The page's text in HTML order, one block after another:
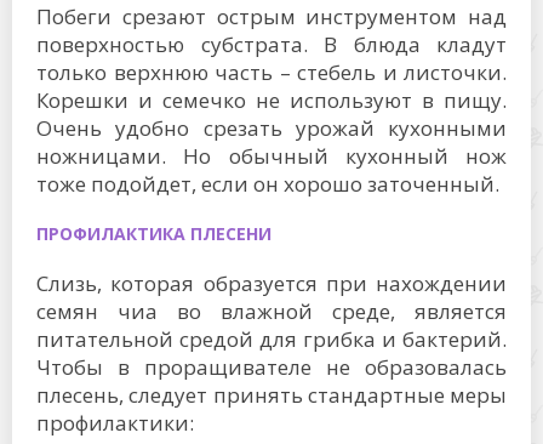
Побеги срезают острым инструментом над
поверхностью субстрата. В блюда кладут
только верхнюю часть – стебель и листочки.
Корешки и семечко не используют в пищу.
Очень удобно срезать урожай кухонными
ножницами. Но обычный кухонный нож
тоже подойдет, если он хорошо заточенный.
ПРОФИЛАКТИКА ПЛЕСЕНИ
Слизь, которая образуется при нахождении
семян чиа во влажной среде, является
питательной средой для грибка и бактерий.
Чтобы в проращивателе не образовалась
плесень, следует принять стандартные меры
профилактики: